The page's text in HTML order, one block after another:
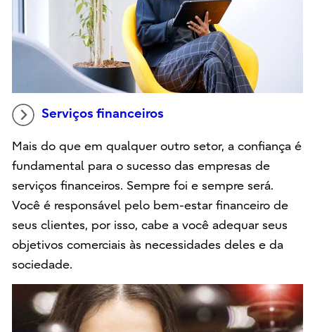
Serviços financeiros
Mais do que em qualquer outro setor, a confiança é
fundamental para o sucesso das empresas de
serviços financeiros. Sempre foi e sempre será.
Você é responsável pelo bem-estar financeiro de
seus clientes, por isso, cabe a você adequar seus
objetivos comerciais às necessidades deles e da
sociedade.